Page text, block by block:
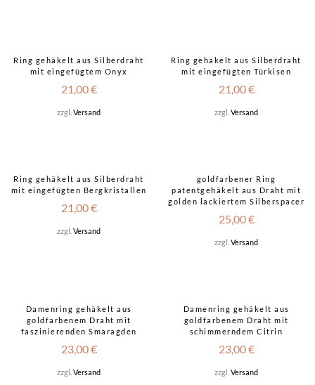
Ring gehäkelt aus Silberdraht
mit eingefügtem Onyx
21,00€
zzgl. Versand
Ring gehäkelt aus Silberdraht
mit eingefügten Türkisen
21,00€
zzgl. Versand
Ring gehäkelt aus Silberdraht
mit eingefügten Bergkristallen
21,00€
zzgl. Versand
goldfarbener Ring
patentgehäkelt aus Draht mit
golden lackiertem Silberspacer
25,00€
zzgl. Versand
Damenring gehäkelt aus
goldfarbenem Draht mit
faszinierenden Smaragden
23,00€
zzgl. Versand
Damenring gehäkelt aus
goldfarbenem Draht mit
schimmerndem Citrin
23,00€
zzgl. Versand